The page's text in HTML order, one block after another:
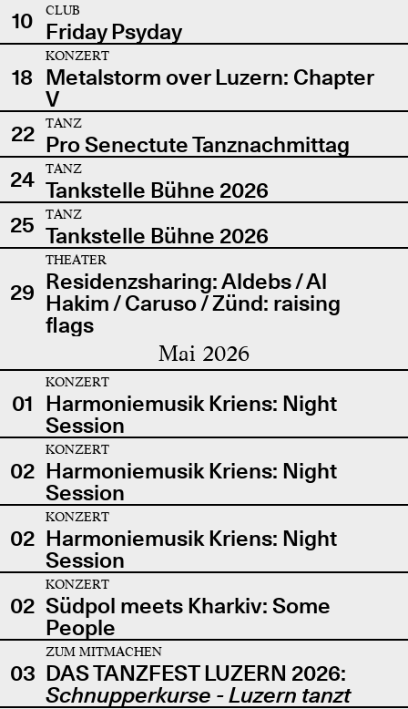
10
CLUB
Friday Psyday
18
KONZERT
Metalstorm over Luzern: Chapter
V
22
TANZ
Pro Senectute Tanznachmittag
24
TANZ
Tankstelle Bühne 2026
25
TANZ
Tankstelle Bühne 2026
29
THEATER
Residenzsharing: Aldebs / Al
Hakim / Caruso / Zünd: raising
flags
Mai 2026
01
KONZERT
Harmoniemusik Kriens: Night
Session
02
KONZERT
Harmoniemusik Kriens: Night
Session
02
KONZERT
Harmoniemusik Kriens: Night
Session
02
KONZERT
Südpol meets Kharkiv: Some
People
03
ZUM MITMACHEN
DAS TANZFEST LUZERN 2026:
Schnupperkurse - Luzern tanzt